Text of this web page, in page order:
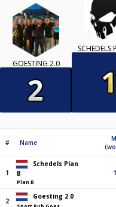
GOESTING 2.0
SCHEDELS
# Name
1
Schedels Plan
B
Plan B
2
Goesting 2.0